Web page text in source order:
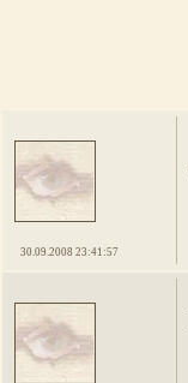
30.09.2008 23:41:57